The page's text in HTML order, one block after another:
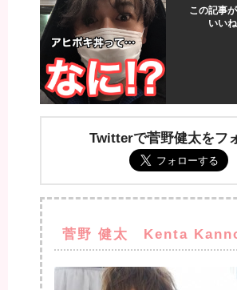
この記事
いい
Twitterで菅野健太をフ
菅野 健太 Kenta